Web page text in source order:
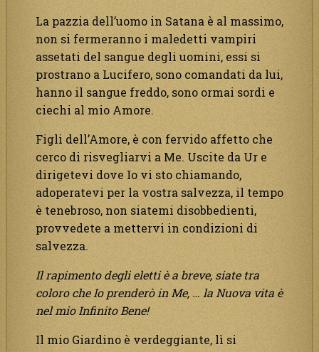
La pazzia dell’uomo in Satana è al massimo,
non si fermeranno i maledetti vampiri
assetati del sangue degli uomini, essi si
prostrano a Lucifero, sono comandati da lui,
hanno il sangue freddo, sono ormai sordi e
ciechi al mio Amore.
Figli dell’Amore, è con fervido affetto che
cerco di risvegliarvi a Me. Uscite da Ur e
dirigetevi dove Io vi sto chiamando,
adoperatevi per la vostra salvezza, il tempo
è tenebroso, non siatemi disobbedienti,
provvedete a mettervi in condizioni di
salvezza.
Il rapimento degli eletti è a breve, siate tra
coloro che Io prenderò in Me, … la Nuova vita è
nel mio Infinito Bene!
Il mio Giardino è verdeggiante, lì si